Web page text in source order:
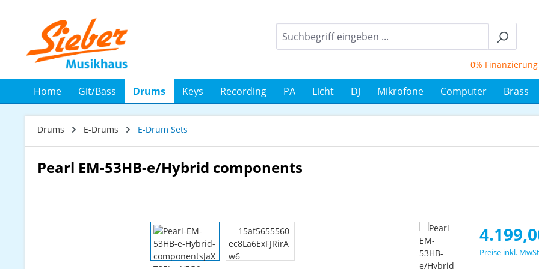
0% Finanzierung
Home Git/Bass Drums Keys Recording PA Licht DJ Mikrofone Computer Brass
Drums E-Drums E-Drum Sets
Pearl EM-53HB-e/Hybrid components
Regulärer
Preise inkl.